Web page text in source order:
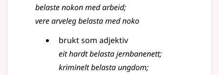
belaste nokon med arbeid;
vere arveleg belasta med noko
brukt som adjektiv
eit hardt belasta jernbanenett;
kriminelt belasta ungdom;